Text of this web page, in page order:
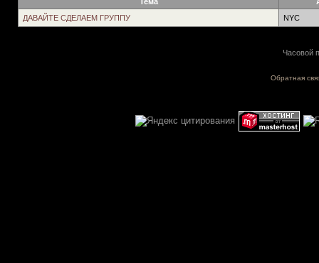
ДАВАЙТЕ СДЕЛАЕМ ГРУППУ
NYC
Часовой
Обратная